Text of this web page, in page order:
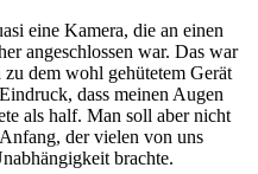
eine Kamera, die an einen
angeschlossen war. Das war
dem wohl gehütetem Gerät
dass meinen Augen
als half. Man soll aber nicht
der vielen von uns
brachte.